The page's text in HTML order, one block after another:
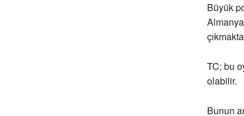
Büyük
TC; bu
olabilir.
Bunun